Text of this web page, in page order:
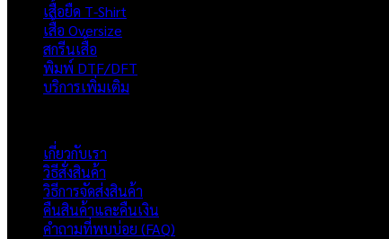
เสื้อยืด T-Shirt
เสื้อ Oversize
สกรีนเสื้อ
พิมพ์ DTF/DFT
บริการเพิ่มเติม
เกี่ยวกับเรา
วิธีสั่งสินค้า
วิธีการจัดส่งสินค้า
คืนสินค้าและคืนเงิน
คำถามที่พบบ่อย (FAQ)